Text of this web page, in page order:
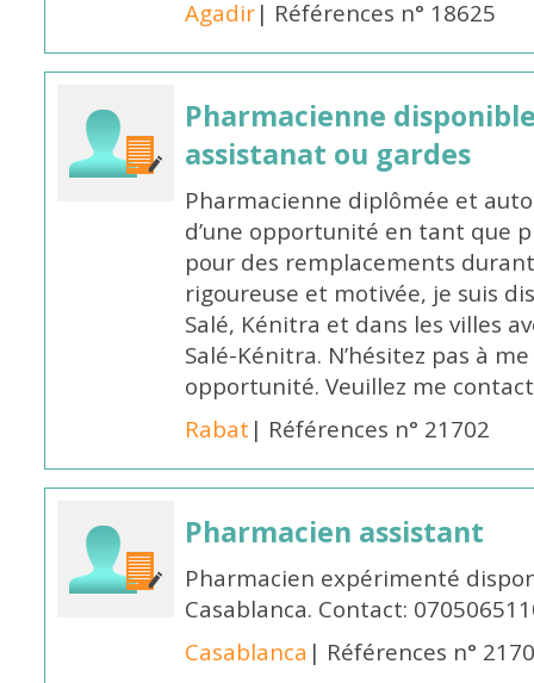
Agadir| Références n° 18625
Pharmacienne
assistanat ou gardes
Pharmacienne diplômée et
d’une opportunité en tant que
pour des remplacements
rigoureuse et motivée, je suis
Salé, Kénitra et dans les villes
Salé-Kénitra. N’hésitez pas à
opportunité. Veuillez me
Rabat | Références n° 21702
Pharmacien assistant
Pharmacien expérimenté
Casablanca. Contact:
Casablanca | Références n°